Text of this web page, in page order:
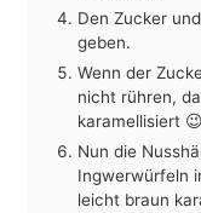
Den Zucker
geben.
Wenn der
nicht rühren,
karamellisiert
Nun die
Ingwerwürfeln
leicht braun